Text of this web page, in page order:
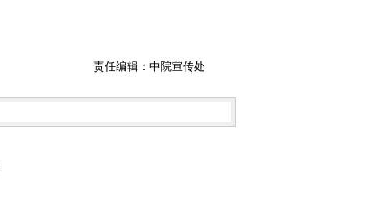
责任编辑：中院宣传处